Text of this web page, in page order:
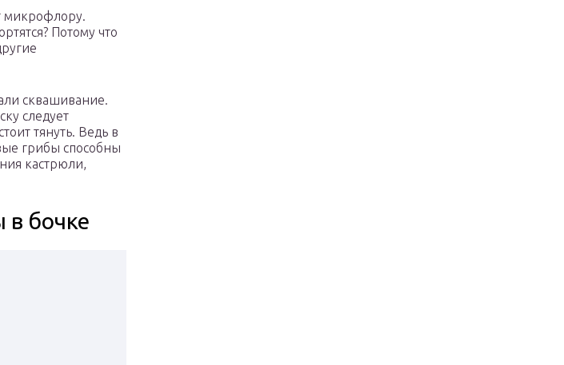
микрофлору.
Потому что
сквашивание.
следует
тянуть. Ведь в
грибы способны
кастрюли,
в бочке